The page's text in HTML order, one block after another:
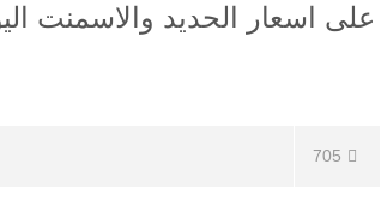
على اسعار الحديد والاسمنت
705